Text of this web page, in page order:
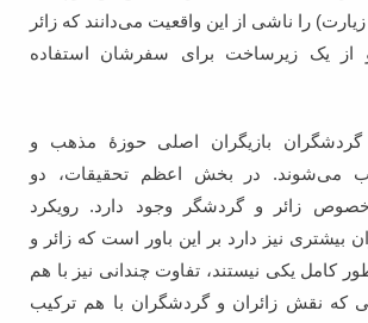
را ناشی از این واقعیت می‌دانند که زائر
یک زیرساخت برای سفرشان استفاده
گردشگران بازیگران اصلی حوزۀ مذهب و
می‌شوند. در بخش اعظم تحقیقات، دو
زائر و گردشگر وجود دارد. رویکرد
نیز دارد بر این باور است که زائر و
کامل یکی نیستند، تفاوت چندانی نیز با هم
که نقش زائران و گردشگران با هم ترکیب